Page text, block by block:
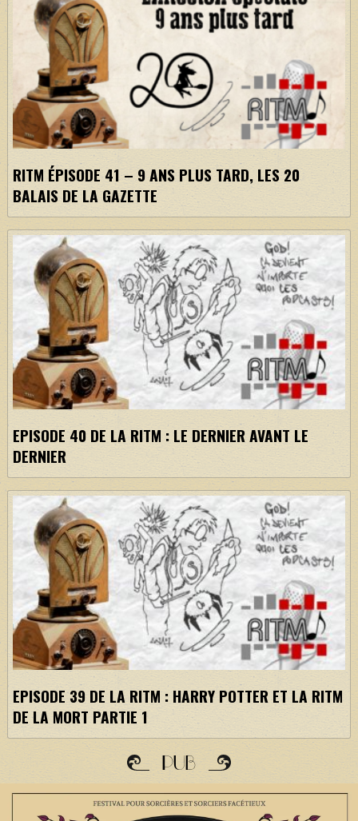
RITM ÉPISODE 41 – 9 ANS PLUS TARD, LES 20
BALAIS DE LA GAZETTE
EPISODE 40 DE LA RITM : LE DERNIER AVANT LE
DERNIER
EPISODE 39 DE LA RITM : HARRY POTTER ET LA RITM
DE LA MORT PARTIE 1
PUB